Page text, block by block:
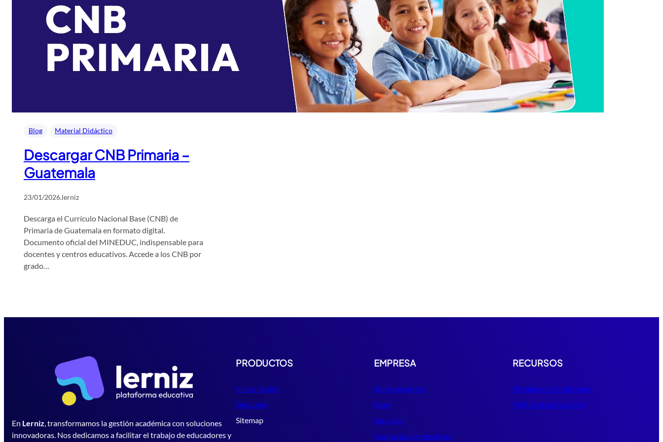
Blog Material Didáctico
Descargar CNB Primaria –
Guatemala
23/01/2026.lerniz
Descarga el Currículo Nacional Base (CNB) de
Primaria de Guatemala en formato digital.
Documento oficial del MINEDUC, indispensable para
docentes y centros educativos. Accede a los CNB por
grado…
En Lerniz , transformamos la gestión académica con soluciones
innovadoras. Nos dedicamos a facilitar el trabajo de educadores y
PRODUCTOS
Iniciar Sesión
Descubre
Sitemap
EMPRESA
Sobre nosotros
Blog
Servicios
Contacta con nosotros
RECURSOS
Términos y condiciones
Política de privacidad